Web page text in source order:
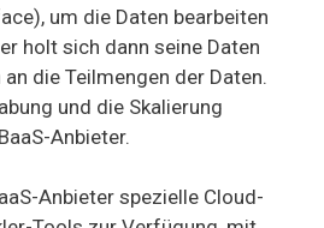
um die Daten bearbeiten
holt sich dann seine Daten
die Teilmengen der Daten.
und die Skalierung
Anbieter.
Anbieter spezielle Cloud-